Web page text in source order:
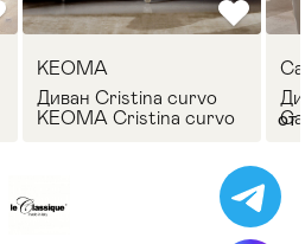
KEOMA
Диван Cristina curvo
KEOMA Cristina curvo
от